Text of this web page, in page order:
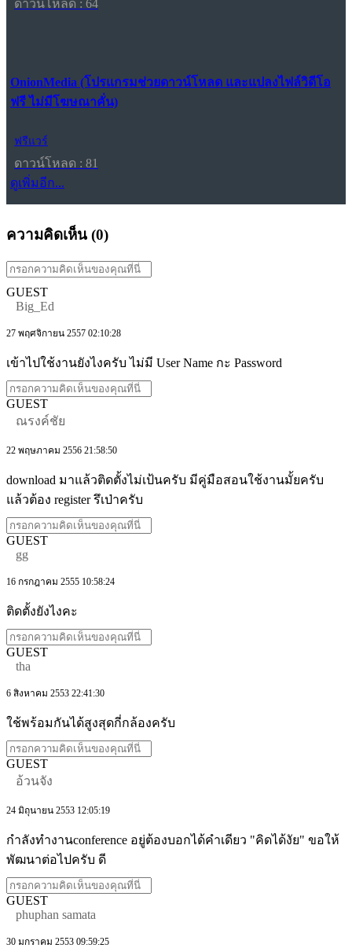
ดาวน์โหลด : 64
OnionMedia (โปรแกรมช่วยดาวน์โหลด และแปลงไฟล์วิดีโอ
ฟรี ไม่มีโฆษณาคั่น)
ฟรีแวร์
ดาวน์โหลด : 81
ดูเพิ่มอีก...
ความคิดเห็น (0)
GUEST
Big_Ed
27 พฤศจิกายน 2557 02:10:28
เข้าไปใช้งานยังไงครับ ไม่มี User Name กะ Password
GUEST
ณรงค์ชัย
22 พฤษภาคม 2556 21:58:50
download มาแล้วติดตั้งไม่เป้นครับ มีคู่มือสอนใช้งานมั้ยครับ
แล้วต้อง register รึเป่าครับ
GUEST
gg
16 กรกฎาคม 2555 10:58:24
ติดตั้งยังไงคะ
GUEST
tha
6 สิงหาคม 2553 22:41:30
ใช้พร้อมกันได้สูงสุดกี่กล้องครับ
GUEST
อ้วนจัง
24 มิถุนายน 2553 12:05:19
กำลังทำงานconference อยู่ต้องบอกได้คำเดียว "คิดได้งัย" ขอให้
พัฒนาต่อไปครับ ดี
GUEST
phuphan samata
30 มกราคม 2553 09:59:25